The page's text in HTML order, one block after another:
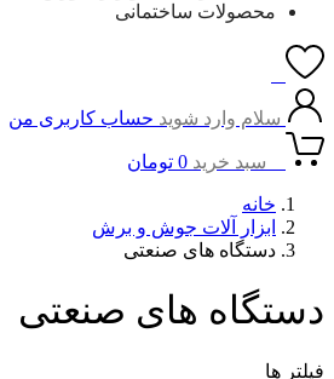
محصولات ساختمانی
سلام وارد شوید حساب کاربری من
سبد خرید 0 تومان
خانه
ابزار آلات جوش و برش
دستگاه های صنعتی
دستگاه های صنعتی
فیلتر ها